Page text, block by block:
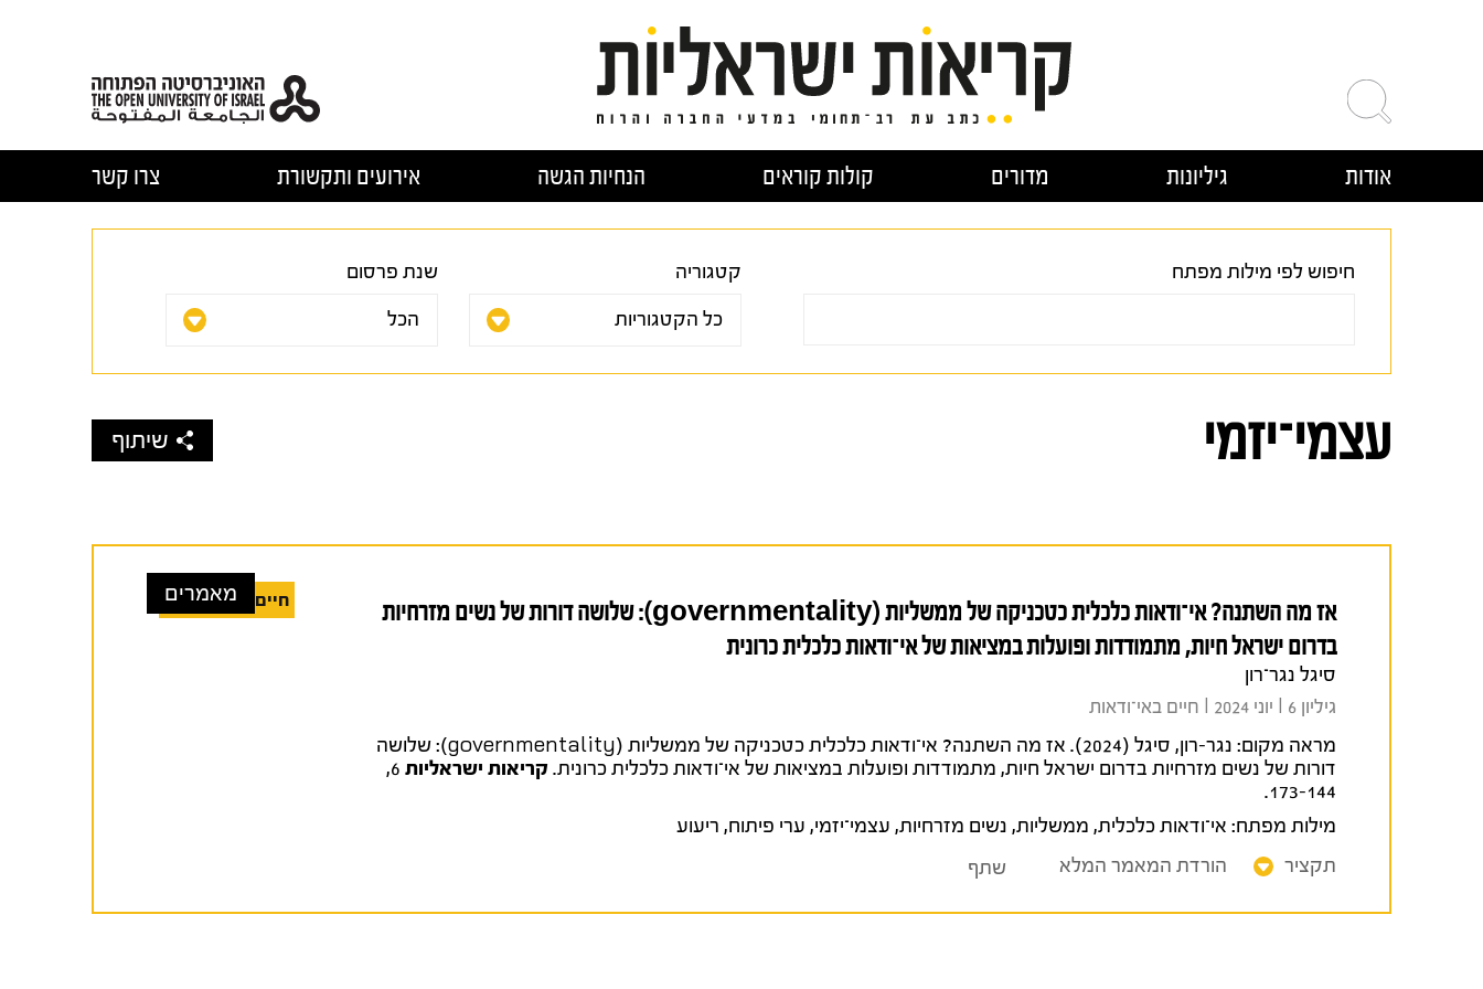
אודות גיליונות מדורים קולות קוראים הנחיות הגשה אירועים ותקשורת צרו קשר
חיפוש לפי מילות מפתח קטגוריה שנת פרסום
עצמי־יזמי שיתוף
חיים באי־ודאות
מאמרים
אז מה השתנה? אי־ודאות כלכלית כטכניקה של ממשליות (governmentality): שלושה דורות של נשים מזרחיות
בדרום ישראל חיות, מתמודדות ופועלות במציאות של אי־ודאות כלכלית כרונית
סיגל נגר־רון
גיליון 6 I יוני 2024 I חיים באי־ודאות
מראה מקום:
נגר-רון, סיגל (2024). אז מה השתנה? אי־ודאות כלכלית כטכניקה של ממשליות (governmentality): שלושה
דורות של נשים מזרחיות בדרום ישראל חיות, מתמודדות ופועלות במציאות של אי־ודאות כלכלית כרונית.קריאות ישראליות
6,
173-144.
מילות מפתח: אי־ודאות כלכלית, ממשליות, נשים מזרחיות, עצמי־יזמי, ערי פיתוח, ריעוע
תקציר
הורדת המאמר המלא שתף